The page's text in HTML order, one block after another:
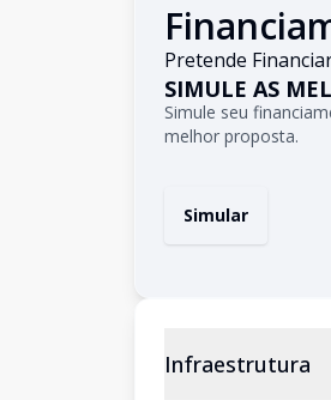
Pretende
SIMULE AS
Simule seu
melhor proposta.
Simular
Infraestrutura